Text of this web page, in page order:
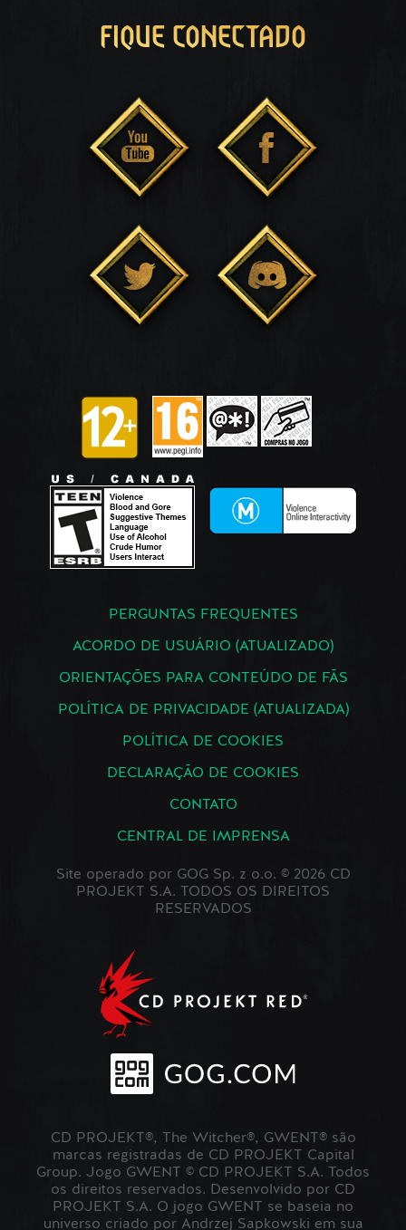
FIQUE CONECTADO
PERGUNTAS FREQUENTES
ACORDO DE USUÁRIO (ATUALIZADO)
ORIENTAÇÕES PARA CONTEÚDO DE FÃS
POLÍTICA DE PRIVACIDADE (ATUALIZADA)
POLÍTICA DE COOKIES
DECLARAÇÃO DE COOKIES
CONTATO
CENTRAL DE IMPRENSA
Site operado por GOG Sp. z o.o. © 2026 CD
PROJEKT S.A. TODOS OS DIREITOS
RESERVADOS
CD PROJEKT®, The Witcher®, GWENT® são
marcas registradas de CD PROJEKT Capital
Group. Jogo GWENT © CD PROJEKT S.A. Todos
os direitos reservados. Desenvolvido por CD
PROJEKT S.A. O jogo GWENT se baseia no
universo criado por Andrzej Sapkowski em sua